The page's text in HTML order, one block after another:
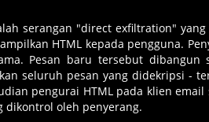
serangan "direct exfiltration"
HTML kepada pengguna.
Pesan baru tersebut dibangun
seluruh pesan yang didekripsi -
pengurai HTML pada klien email
dikontrol oleh penyerang.